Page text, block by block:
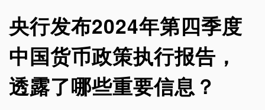
央行发布2024年第四季度
中国货币政策执行报告，
透露了哪些重要信息？